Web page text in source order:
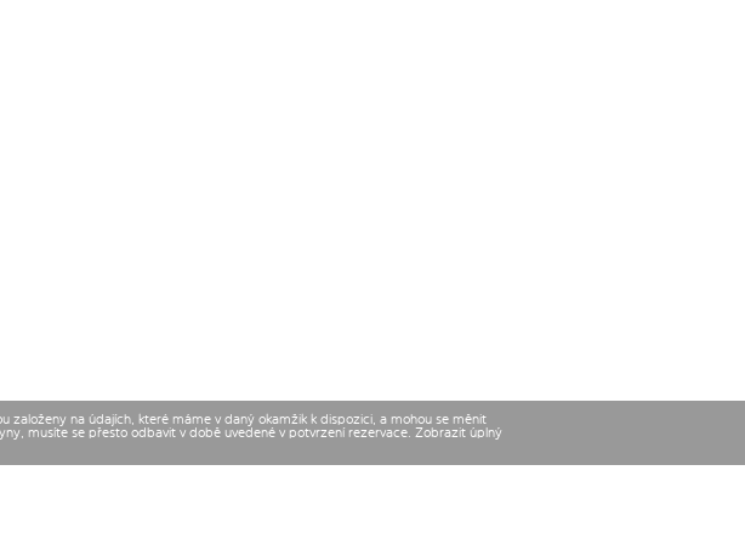
na údajích, které máme v daný okamžik k dispozici, a mohou se měnit
musíte se přesto odbavit v době uvedené v potvrzení rezervace. Zobrazit úplný